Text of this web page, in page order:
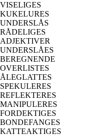
VISELIGES
KUKELURES
UNDERSLÅS
RÅDELIGES
ADJEKTIVER
UNDERSLÅES
BEREGNENDE
OVERLISTES
ÅLEGLATTES
SPEKULERES
REFLEKTERES
MANIPULERES
FORDEKTIGES
BONDEFANGES
KATTEAKTIGES